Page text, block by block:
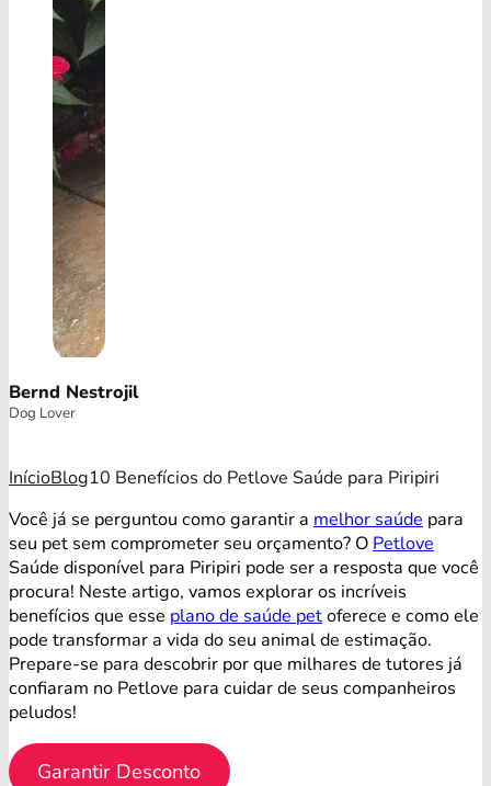
Bernd Nestrojil
Dog Lover
InícioBlog10 Benefícios do Petlove Saúde para Piripiri
Você já se perguntou como garantir a melhor saúde para
seu pet sem comprometer seu orçamento? O Petlove
Saúde disponível para Piripiri pode ser a resposta que você
procura! Neste artigo, vamos explorar os incríveis
benefícios que esse plano de saúde petoferece e como ele
pode transformar a vida do seu animal de estimação.
Prepare-se para descobrir por que milhares de tutores já
confiaram no Petlove para cuidar de seus companheiros
peludos!
Garantir Desconto